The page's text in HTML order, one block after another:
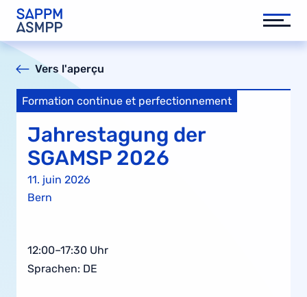
Vers l'aperçu
Formation continue et perfectionnement
Jahrestagung der
SGAMSP 2026
11. juin 2026
Bern
12:00–17:30 Uhr
Sprachen: DE